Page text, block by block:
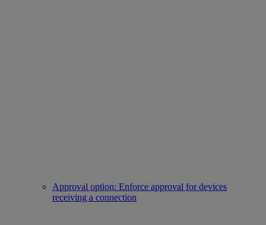
Approval option: Enforce approval for devices
receiving a connection